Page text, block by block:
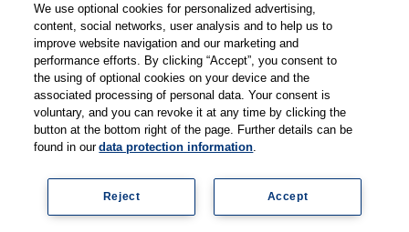
Kontakt
Web-Semniare
Anwenderberichte
Partner
Legal information Data protection Contact Terms and Conditions
We use optional cookies for personalized advertising,
content, social networks, user analysis and to help us to
improve website navigation and our marketing and
performance efforts. By clicking “Accept”, you consent to
the using of optional cookies on your device and the
associated processing of personal data. Your consent is
voluntary, and you can revoke it at any time by clicking the
button at the bottom right of the page. Further details can be
found in ourdata protection information.
Accept
Reject